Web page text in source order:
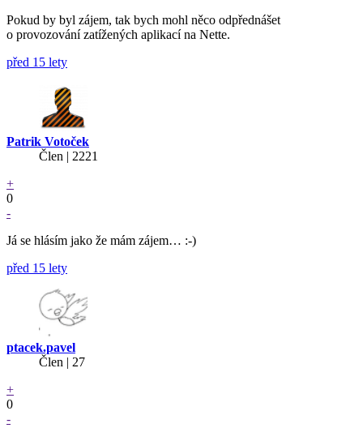
Pokud by byl zájem, tak bych mohl něco odpřednášet
o provozování zatížených aplikací na Nette.
před 15 lety
Patrik Votoček
Člen | 2221
+
0
-
Já se hlásím jako že mám zájem… :-)
před 15 lety
ptacek.pavel
Člen | 27
+
0
-